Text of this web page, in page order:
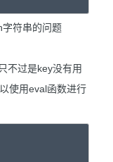
不过是key没有用
使用eval函数进行